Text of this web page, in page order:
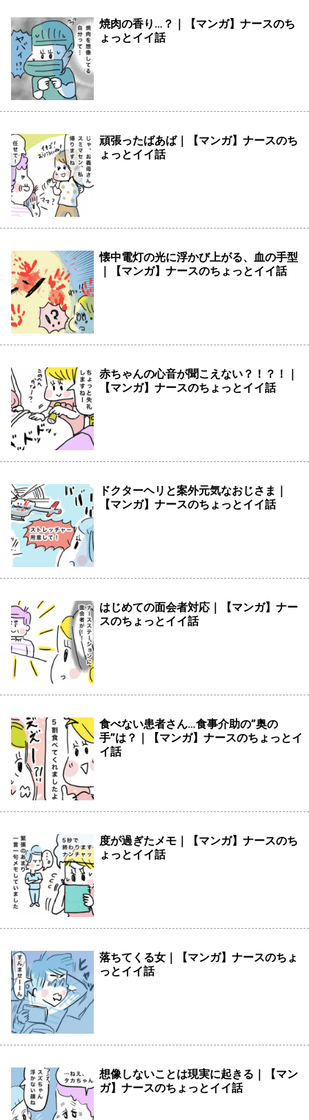
焼肉の香り…？｜【マンガ】ナースのち
ょっとイイ話
頑張ったばあば｜【マンガ】ナースのち
ょっとイイ話
懐中電灯の光に浮かび上がる、血の手型
｜【マンガ】ナースのちょっとイイ話
赤ちゃんの心音が聞こえない？！？！｜
【マンガ】ナースのちょっとイイ話
ドクターヘリと案外元気なおじさま｜
【マンガ】ナースのちょっとイイ話
はじめての面会者対応｜【マンガ】ナー
スのちょっとイイ話
食べない患者さん…食事介助の”奥の
手”は？｜【マンガ】ナースのちょっとイ
イ話
度が過ぎたメモ｜【マンガ】ナースのち
ょっとイイ話
落ちてくる女｜【マンガ】ナースのちょ
っとイイ話
想像しないことは現実に起きる｜【マン
ガ】ナースのちょっとイイ話